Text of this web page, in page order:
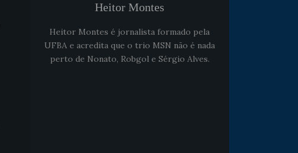
Heitor Montes
Heitor Montes é jornalista formado pela
UFBA e acredita que o trio MSN não é nada
perto de Nonato, Robgol e Sérgio Alves.